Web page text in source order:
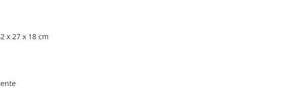
х 27 х 18 cm